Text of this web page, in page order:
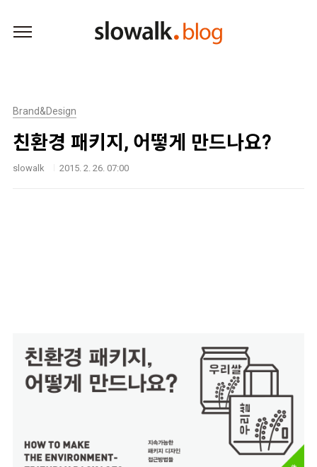
Brand&Design
친환경 패키지, 어떻게 만드나요?
slowalk 2015. 2. 26. 07:00